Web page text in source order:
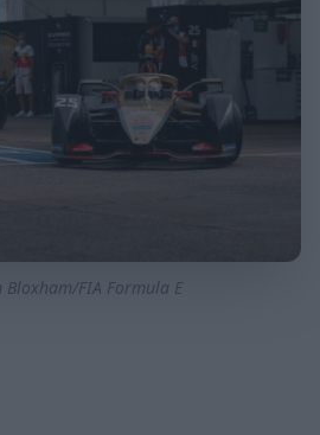
Bloxham/FIA Formula E